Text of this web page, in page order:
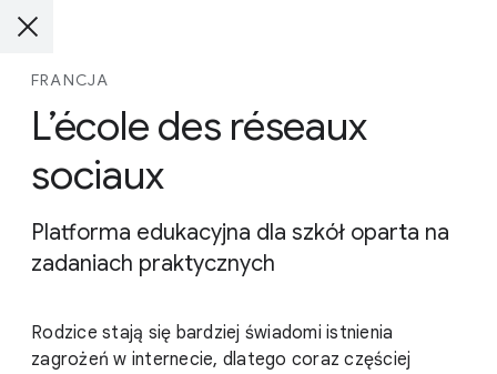
FRANCJA
L’école des réseaux
sociaux
Platforma edukacyjna dla szkół oparta na
zadaniach praktycznych
Rodzice stają się bardziej świadomi istnienia
zagrożeń w internecie, dlatego coraz częściej